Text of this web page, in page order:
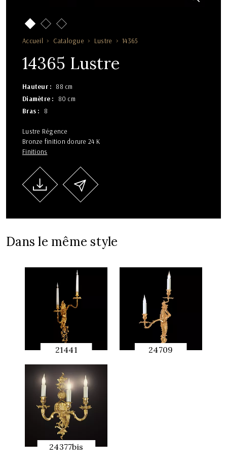
Accueil Catalogue Lustre 14365
14365 Lustre
Hauteur
88 cm
Diamètre
80 cm
Bras
8
Lustre Régence
Bronze finition dorure 24 K
Finitions
Dans le même style
21441
APERÇU
RAPIDE
24709
24377bis